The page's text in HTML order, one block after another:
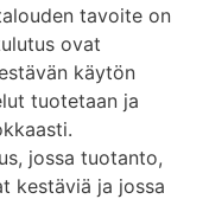
tavoite on
ovat
käytön
tuotetaan ja
jossa tuotanto,
kestäviä ja jossa